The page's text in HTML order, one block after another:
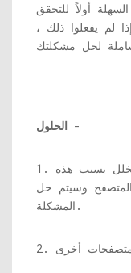
أولاً للتحقق
لم يفعلوا ذلك ،
الحلول -
1. في بعض الأحيان مواطن الخلل / الخلل يسبب هذه
وسيتم حل
المشكلة.